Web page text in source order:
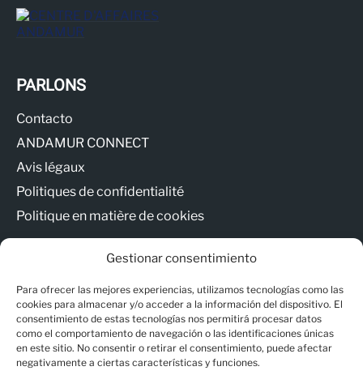
Gestionar consentimiento
Para ofrecer las mejores experiencias, utilizamos tecnologías como las
cookies para almacenar y/o acceder a la información del dispositivo. El
consentimiento de estas tecnologías nos permitirá procesar datos
como el comportamiento de navegación o las identificaciones únicas
en este sitio. No consentir o retirar el consentimiento, puede afectar
negativamente a ciertas características y funciones.
PARLONS
Contacto
ANDAMUR CONNECT
Avis légaux
Politiques de confidentialité
Politique en matière de cookies
© Copyright - Andamur
Contacto